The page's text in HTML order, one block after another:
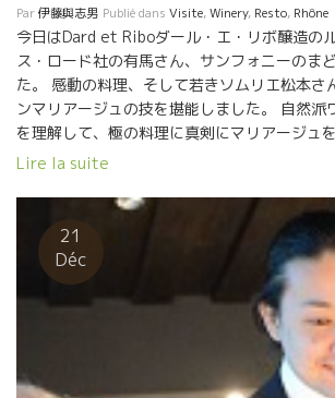
Par伊藤與志男 Publié dans Visite,Winery, Resto, Rhône
今日はDard et Riboダール・エ・リボ醸造の
ス・ロード社の有馬さん、サンフォニーのま
た。 感動の料理、そして若きソムリエ松本さ
ンマリアージュの技を堪能しました。 自然派
を理解して、極の料理に真剣にマリアージュ
んにも感動しました。 日本も自然派ワインが
ュも凝っていてました。 松本さんのサービ
せんでしたが、 他のお勧めワインも、すべて
た。 最後のお茶も良かったですよ。松
ざいました。
Lire la suite
21
Déc